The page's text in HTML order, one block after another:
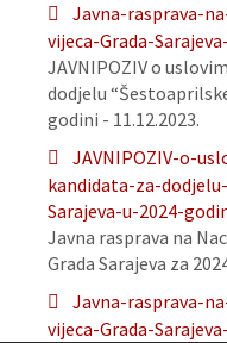
Javna-rasprava-
vijeca-Grada-
JAVNIPOZIV o
dodjelu
godini - 11.12.2023.
JAVNIPOZIV-o-
kandidata-za-
Sarajeva-u-2024-
Javna rasprava na
Grada Sarajeva za
Javna-rasprava-
vijeca-Grada-